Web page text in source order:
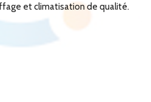
et climatisation de qualité.